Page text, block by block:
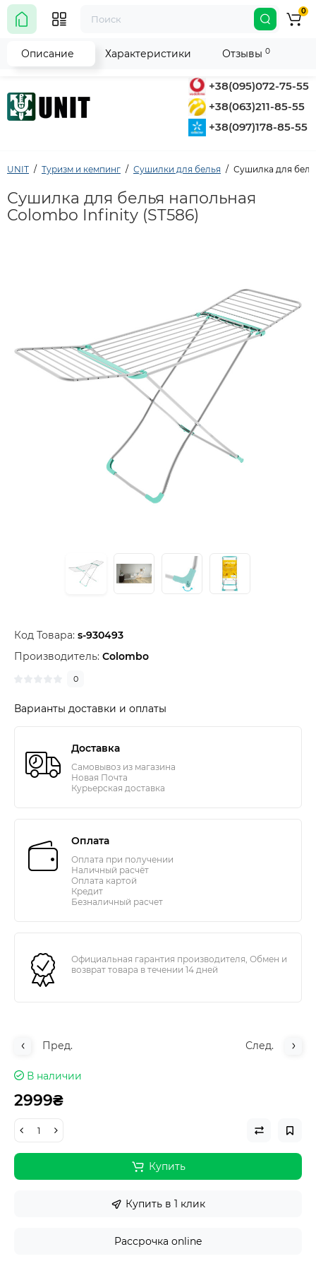
+38(095)072-75-55
+38(063)211-85-55
+38(097)178-85-55
0
UNIT Туризм и кемпинг Сушилки для белья Сушилка для
Сушилка для белья напольная
Colombo Infinity (ST586)
Код Товара: s-930493
Производитель: Colombo
0
Варианты доставки и оплаты
Доставка
Самовывоз из магазина
Новая Почта
Курьерская доставка
Оплата
Оплата при получении
Наличный расчёт
Оплата картой
Кредит
Безналичный расчет
Официальная гарантия производителя, Обмен и
возврат товара в течении 14 дней
Пред. След.
В наличии
2999₴
Купить
Купить в 1 клик
Рассрочка online
Описание Характеристики Отзывы 0